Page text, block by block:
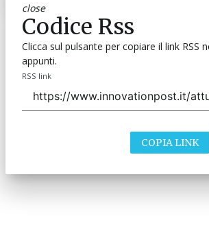
close
Codice Rss
Clicca sul pulsante per copiare il link RSS
appunti.
RSS link
COPIA LINK